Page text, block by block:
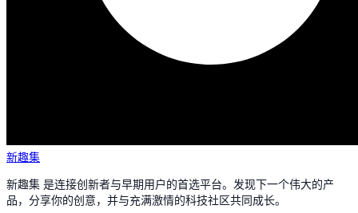
新趣集
新趣集 是连接创新者与早期用户的首选平台。发现下一个伟大的产
品，分享你的创意，并与充满激情的科技社区共同成长。